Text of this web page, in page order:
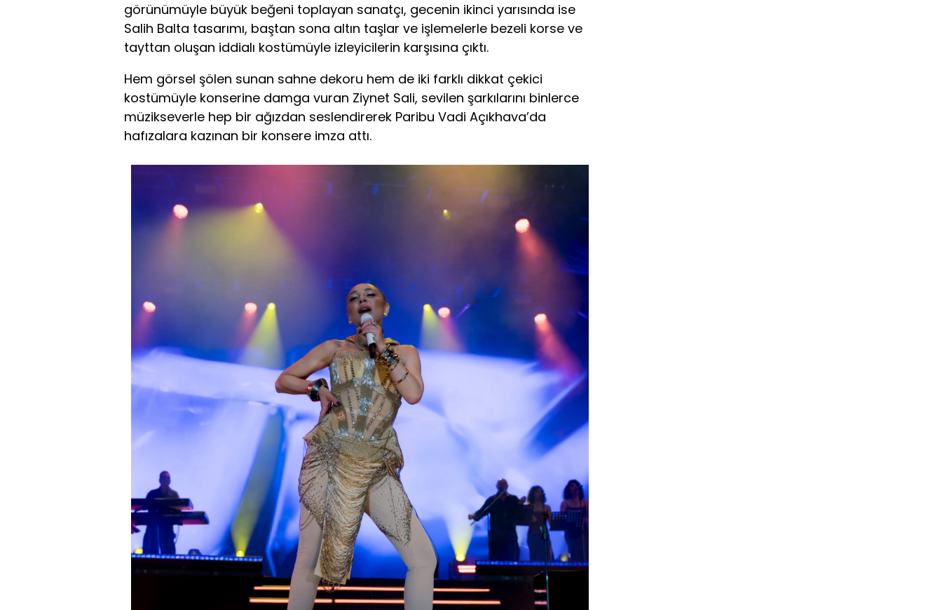
görünümüyle büyük beğeni toplayan sanatçı, gecenin ikinci yarısında ise
Salih Balta tasarımı, baştan sona altın taşlar ve işlemelerle bezeli korse ve
tayttan oluşan iddialı kostümüyle izleyicilerin karşısına çıktı.
Hem görsel şölen sunan sahne dekoru hem de iki farklı dikkat çekici
kostümüyle konserine damga vuran Ziynet Sali, sevilen şarkılarını binlerce
müzikseverle hep bir ağızdan seslendirerek Paribu Vadi Açıkhava’da
hafızalara kazınan bir konsere imza attı.